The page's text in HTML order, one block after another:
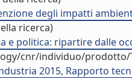
degli impatti
ricerca)
e politica: ripartire dalle
cnr/individuo/prodotto/
2015, Rapporto